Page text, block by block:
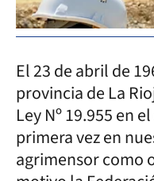
El 23 de abril de
provincia de La
Ley Nº 19.955 en
primera vez en
agrimensor como